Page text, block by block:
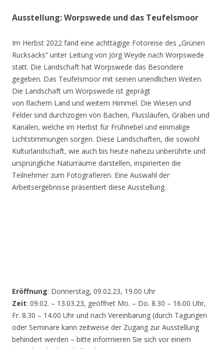
Ausstellung: Worpswede und das Teufelsmoor
Im Herbst 2022 fand eine achttägige Fotoreise des „Grünen
Rucksacks“ unter Leitung von Jörg Weyde nach Worpswede
statt. Die Landschaft hat Worpswede das Besondere
gegeben. Das Teufelsmoor mit seinen unendlichen Weiten.
Die Landschaft um Worpswede ist geprägt
von flachem Land und weitem Himmel. Die Wiesen und
Felder sind durchzogen von Bächen, Flussläufen, Gräben und
Kanälen, welche im Herbst für Frühnebel und einmalige
Lichtstimmungen sorgen. Diese Landschaften, die sowohl
Kulturlandschaft, wie auch bis heute nahezu unberührte und
ursprüngliche Naturräume darstellen, inspirierten die
Teilnehmer zum Fotografieren. Eine Auswahl der
Arbeitsergebnisse präsentiert diese Ausstellung.
Eröffnung: Donnerstag, 09.02.23, 19.00 Uhr
Zeit: 09.02. – 13.03.23, geöffnet Mo. – Do. 8.30 – 16.00 Uhr,
Fr. 8.30 – 14.00 Uhr und nach Vereinbarung (durch Tagungen
oder Seminare kann zeitweise der Zugang zur Ausstellung
behindert werden – bitte informieren Sie sich vor einem